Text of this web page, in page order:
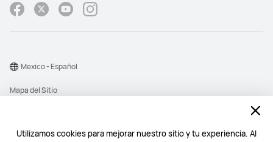
Utilizamos cookies para mejorar nuestro sitio y tu experiencia. Al
Mapa del Sitio
Declaración de privacidad
Mexico - Español